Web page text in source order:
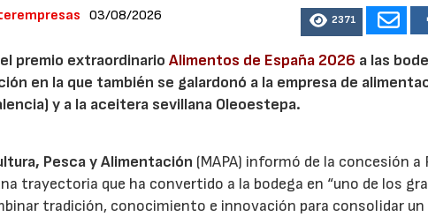
03/08/2026 2371
premio extraordinarioAlimentos de España 2026 a las
en la que también se galardonó a la empresa de
y a la aceitera sevillana Oleoestepa.
Pesca y Alimentación (MAPA) informó de la concesión
trayectoria que ha convertido a la bodega en “uno de los
tradición, conocimiento e innovación para consolidar